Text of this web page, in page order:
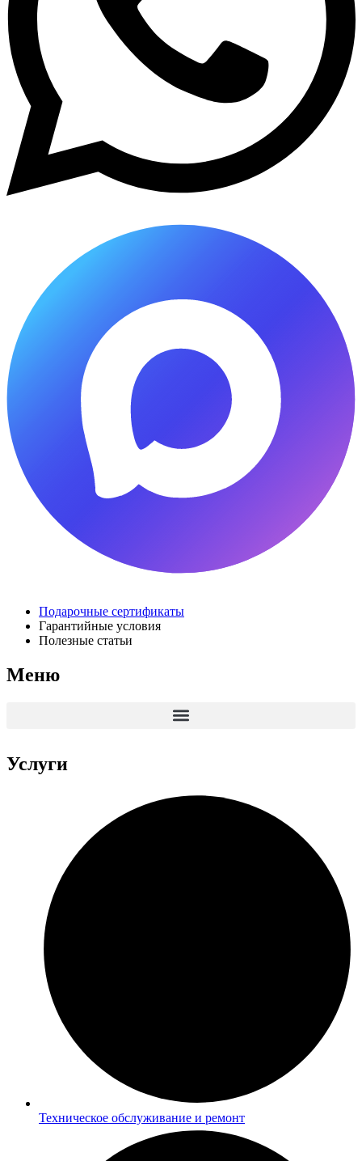
Подарочные сертификаты
Гарантийные условия
Полезные статьи
Меню
Услуги
Техническое обслуживание и ремонт